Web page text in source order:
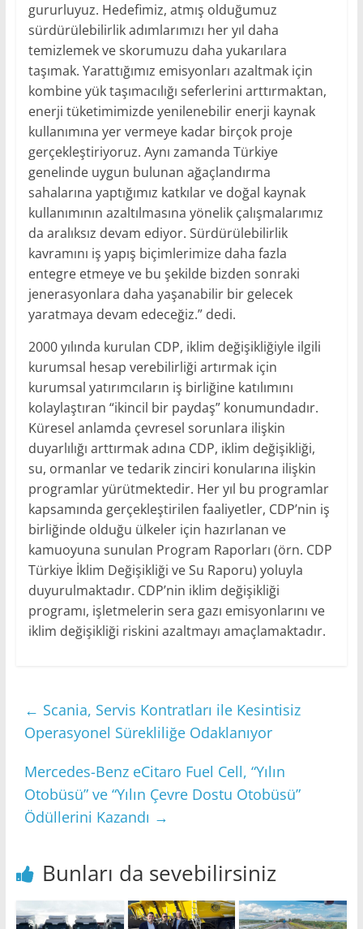
gururluyuz. Hedefimiz, atmış olduğumuz
sürdürülebilirlik adımlarımızı her yıl daha
temizlemek ve skorumuzu daha yukarılara
taşımak. Yarattığımız emisyonları azaltmak için
kombine yük taşımacılığı seferlerini arttırmaktan,
enerji tüketimimizde yenilenebilir enerji kaynak
kullanımına yer vermeye kadar birçok proje
gerçekleştiriyoruz. Aynı zamanda Türkiye
genelinde uygun bulunan ağaçlandırma
sahalarına yaptığımız katkılar ve doğal kaynak
kullanımının azaltılmasına yönelik çalışmalarımız
da aralıksız devam ediyor. Sürdürülebilirlik
kavramını iş yapış biçimlerimize daha fazla
entegre etmeye ve bu şekilde bizden sonraki
jenerasyonlara daha yaşanabilir bir gelecek
yaratmaya devam edeceğiz.” dedi.
2000 yılında kurulan CDP, iklim değişikliğiyle ilgili
kurumsal hesap verebilirliği artırmak için
kurumsal yatırımcıların iş birliğine katılımını
kolaylaştıran “ikincil bir paydaş” konumundadır.
Küresel anlamda çevresel sorunlara ilişkin
duyarlılığı arttırmak adına CDP, iklim değişikliği,
su, ormanlar ve tedarik zinciri konularına ilişkin
programlar yürütmektedir. Her yıl bu programlar
kapsamında gerçekleştirilen faaliyetler, CDP’nin iş
birliğinde olduğu ülkeler için hazırlanan ve
kamuoyuna sunulan Program Raporları (örn. CDP
Türkiye İklim Değişikliği ve Su Raporu) yoluyla
duyurulmaktadır. CDP’nin iklim değişikliği
programı, işletmelerin sera gazı emisyonlarını ve
iklim değişikliği riskini azaltmayı amaçlamaktadır.
← Scania, Servis Kontratları ile Kesintisiz
Operasyonel Sürekliliğe Odaklanıyor
Mercedes-Benz eCitaro Fuel Cell, “Yılın
Otobüsü” ve “Yılın Çevre Dostu Otobüsü”
Ödüllerini Kazandı →
Bunları da sevebilirsiniz